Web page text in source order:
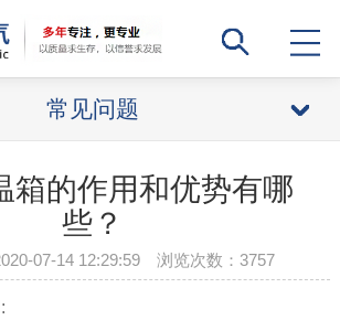
常见问题
箱的作用和优势有哪
些？
07-14 12:29:59 浏览次数：3757